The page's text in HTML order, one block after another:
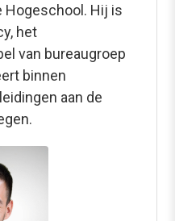
Hogeschool. Hij is
het
van bureaugroep
binnen
aan de